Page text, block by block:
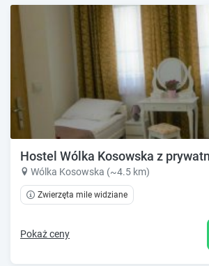
Hostel Wólka Kosowska z
Wólka Kosowska (~4.5 km)
Zwierzęta mile widziane
Pokaż ceny